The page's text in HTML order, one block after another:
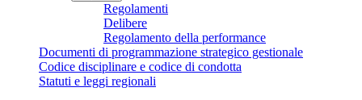
Regolamenti
Delibere
Regolamento della performance
Documenti di programmazione strategico gestionale
Codice disciplinare e codice di condotta
Statuti e leggi regionali